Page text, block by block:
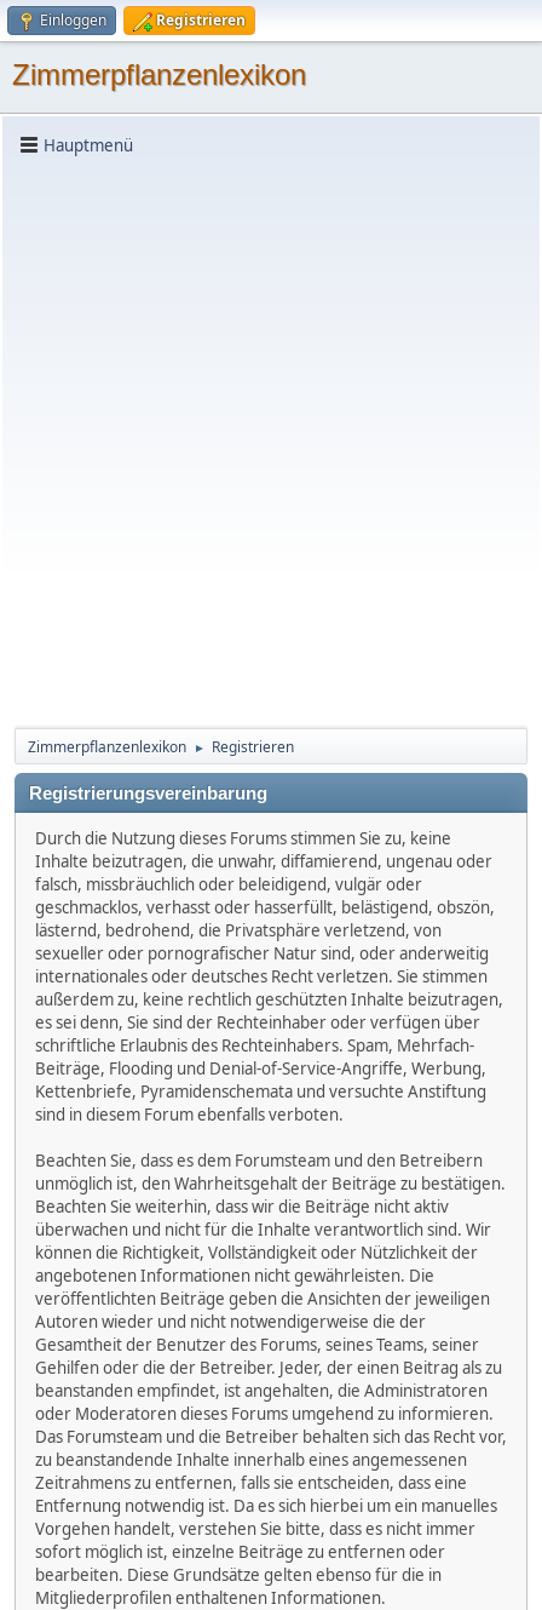
Einloggen Registrieren
Zimmerpflanzenlexikon
Hauptmenü
Zimmerpflanzenlexikon ► Registrieren
Registrierungsvereinbarung
Durch die Nutzung dieses Forums stimmen Sie zu, keine
Inhalte beizutragen, die unwahr, diffamierend, ungenau oder
falsch, missbräuchlich oder beleidigend, vulgär oder
geschmacklos, verhasst oder hasserfüllt, belästigend, obszön,
lästernd, bedrohend, die Privatsphäre verletzend, von
sexueller oder pornografischer Natur sind, oder anderweitig
internationales oder deutsches Recht verletzen. Sie stimmen
außerdem zu, keine rechtlich geschützten Inhalte beizutragen,
es sei denn, Sie sind der Rechteinhaber oder verfügen über
schriftliche Erlaubnis des Rechteinhabers. Spam, Mehrfach-
Beiträge, Flooding und Denial-of-Service-Angriffe, Werbung,
Kettenbriefe, Pyramidenschemata und versuchte Anstiftung
sind in diesem Forum ebenfalls verboten.
Beachten Sie, dass es dem Forumsteam und den Betreibern
unmöglich ist, den Wahrheitsgehalt der Beiträge zu bestätigen.
Beachten Sie weiterhin, dass wir die Beiträge nicht aktiv
überwachen und nicht für die Inhalte verantwortlich sind. Wir
können die Richtigkeit, Vollständigkeit oder Nützlichkeit der
angebotenen Informationen nicht gewährleisten. Die
veröffentlichten Beiträge geben die Ansichten der jeweiligen
Autoren wieder und nicht notwendigerweise die der
Gesamtheit der Benutzer des Forums, seines Teams, seiner
Gehilfen oder die der Betreiber. Jeder, der einen Beitrag als zu
beanstanden empfindet, ist angehalten, die Administratoren
oder Moderatoren dieses Forums umgehend zu informieren.
Das Forumsteam und die Betreiber behalten sich das Recht vor,
zu beanstandende Inhalte innerhalb eines angemessenen
Zeitrahmens zu entfernen, falls sie entscheiden, dass eine
Entfernung notwendig ist. Da es sich hierbei um ein manuelles
Vorgehen handelt, verstehen Sie bitte, dass es nicht immer
sofort möglich ist, einzelne Beiträge zu entfernen oder
bearbeiten. Diese Grundsätze gelten ebenso für die in
Mitgliederprofilen enthaltenen Informationen.